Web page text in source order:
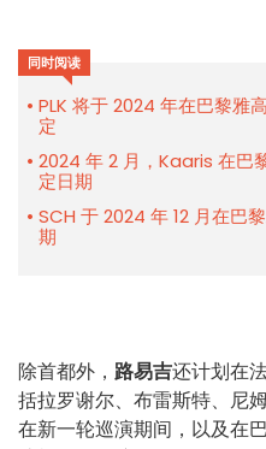
同时阅读
PLK 将于 2024 年在巴黎雅
定
2024 年 2 月，Kaaris 在巴
定日期
SCH 于 2024 年 12 月在巴
期
除首都外， 路易吉还计划在
括拉罗谢尔、布雷斯特、尼
在新一轮巡演期间，以及在